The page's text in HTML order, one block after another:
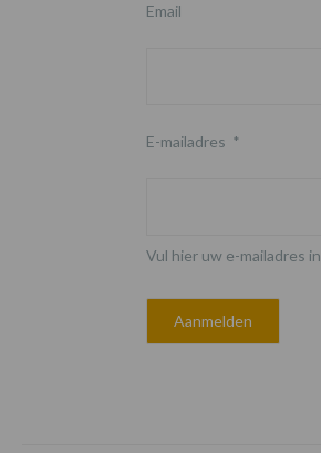
Email
E-mailadres *
Vul hier uw e-mailadres in